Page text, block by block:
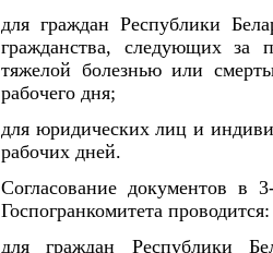
для граждан Республики
гражданства, следующих за
тяжелой болезнью или
рабочего дня;
для юридических лиц и
рабочих дней.
Согласование документов в
Госпогранкомитета проводится:
для граждан Республики